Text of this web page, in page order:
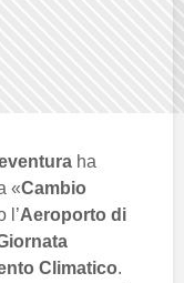
ha
«Cambio
l’Aeroporto di
Climatico.